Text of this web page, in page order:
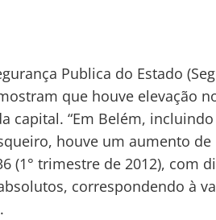
Publica do Estado
que houve elevação
capital. “Em Belém,
houve um aumento de
(1° trimestre de 2012), com
correspondendo à